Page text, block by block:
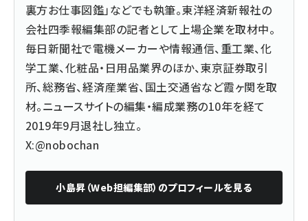
裏方お仕事図鑑」などでも執筆。東洋経済新報社の
会社四季報編集部の記者として上場企業を取材中。
毎日新聞社で電機メーカーや情報通信、重工業、化
学工業、化粧品・日用品業界のほか、東京証券取引
所、総務省、経済産業省、国土交通省など霞ヶ関を取
材。ニュースサイトの編集・編成業務の10年を経て
2019年9月退社し独立。
X:@nobochan
小島昇（Web担編集部） のプロフィールを見る